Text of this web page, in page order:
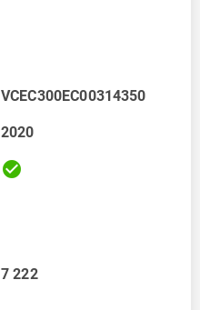
VCEC300EC00314350
2020
check_circle
7 222